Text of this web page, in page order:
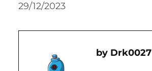
29/12/2023
Drk0027